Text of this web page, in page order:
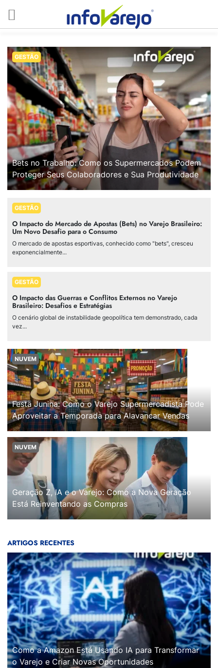
GESTÃO
Bets no Trabalho: Como os Supermercados Podem
Proteger Seus Colaboradores e Sua Produtividade
GESTÃO
O Impacto do Mercado de Apostas (Bets) no Varejo Brasileiro:
Um Novo Desafio para o Consumo
O mercado de apostas esportivas, conhecido como "bets", cresceu
exponencialmente...
GESTÃO
O Impacto das Guerras e Conflitos Externos no Varejo
Brasileiro: Desafios e Estratégias
O cenário global de instabilidade geopolítica tem demonstrado, cada
vez...
NUVEM
Festa Junina: Como o Varejo Supermercadista Pode
Aproveitar a Temporada para Alavancar Vendas
NUVEM
Geração Z, IA e o Varejo: Como a Nova Geração
Está Reinventando as Compras
ARTIGOS RECENTES
Como a Amazon Está Usando IA para Transformar
o Varejo e Criar Novas Oportunidades